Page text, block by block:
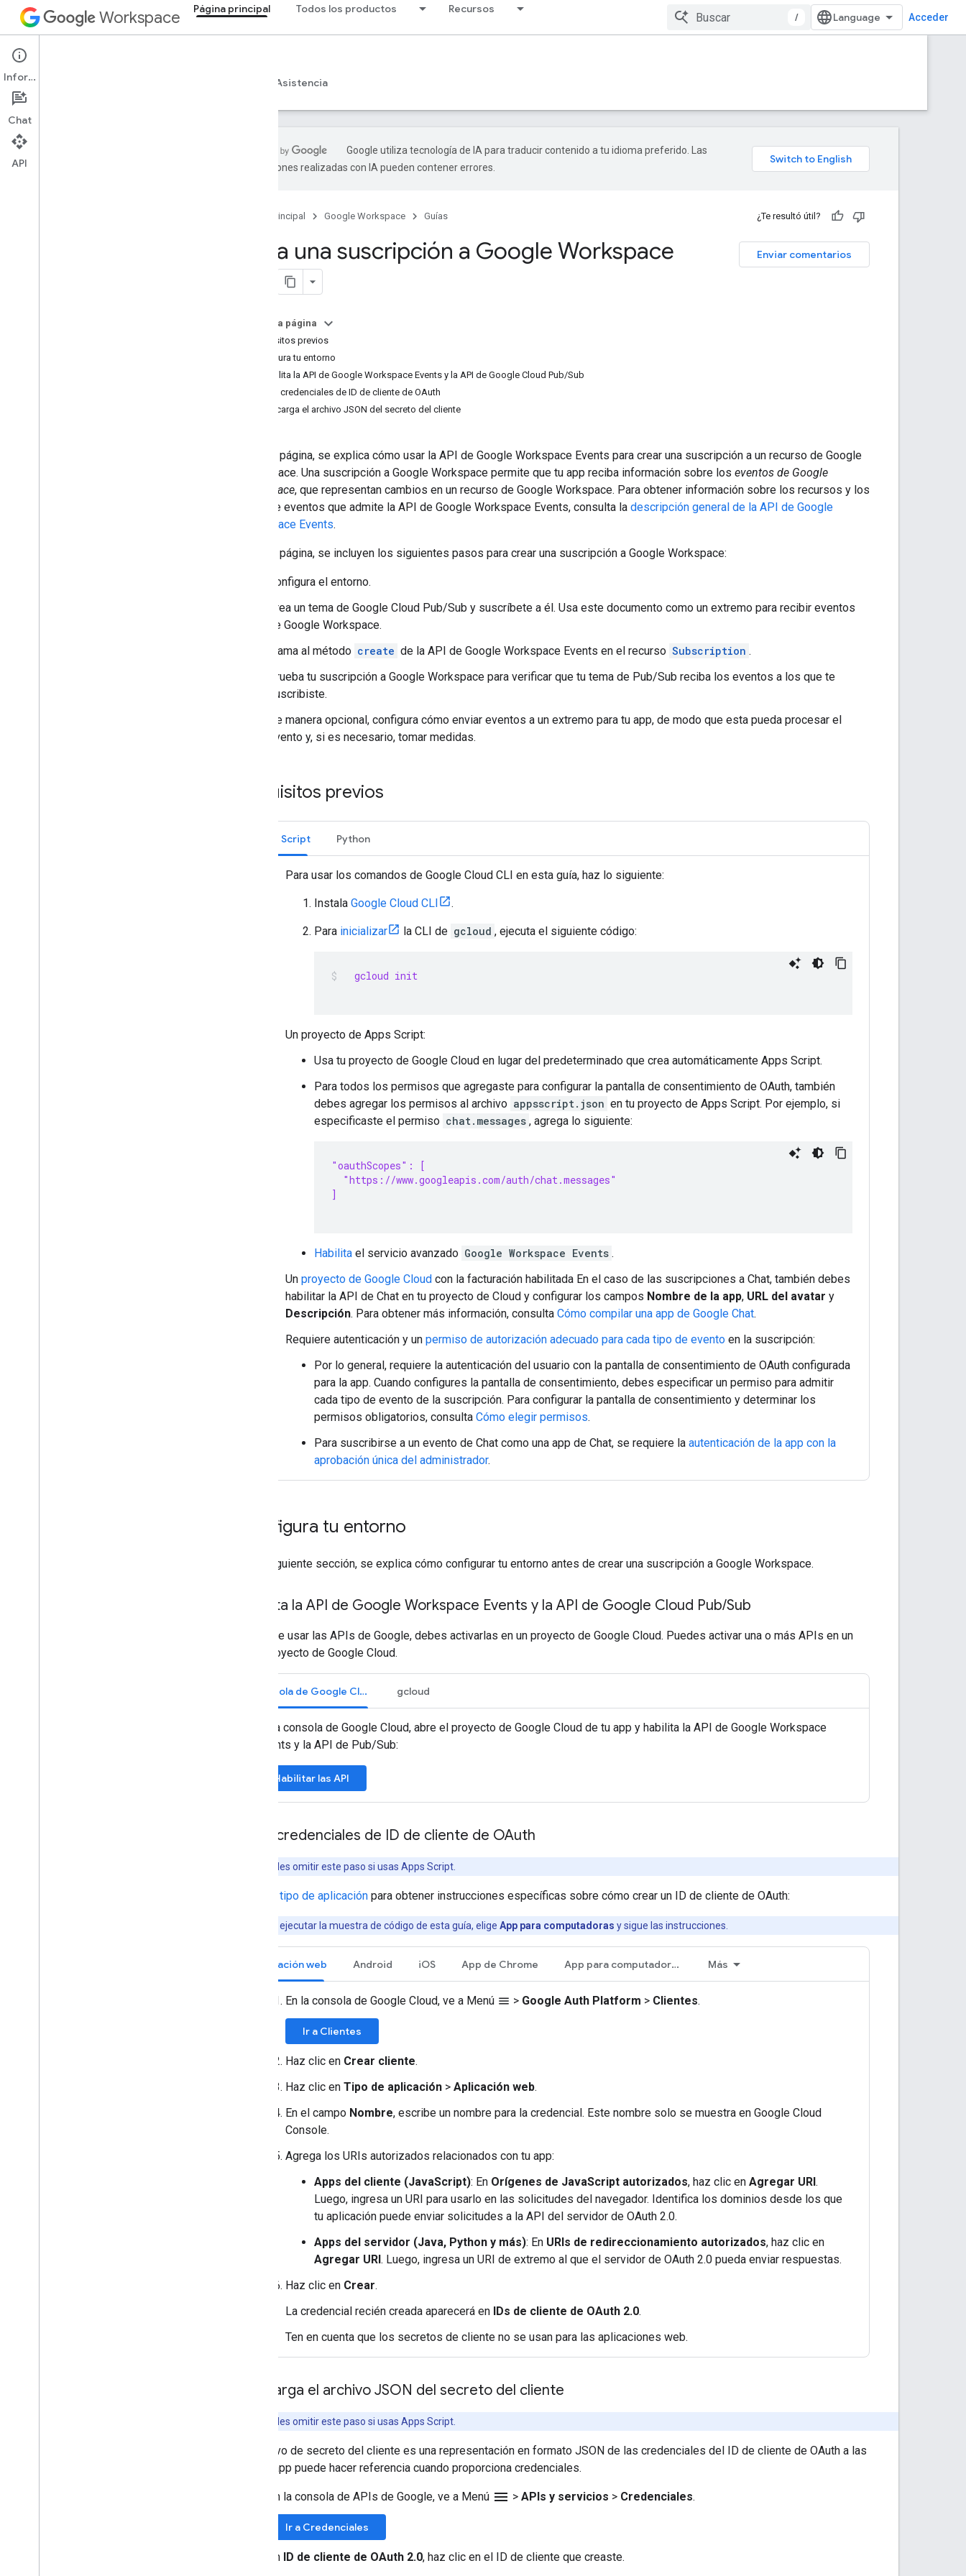
Workspace Página principal Todos los productos Recursos
/ Acceder
Página principal
Descripción general Asistencia
Google utiliza tecnología de IA para traducir contenido a tu idioma preferido. Las
traducciones realizadas con IA pueden contener errores.
Página principal Google Workspace Guías ¿Te resultó útil?
Enviar comentarios
Crea una suscripción a Google Workspace
En esta página
Requisitos previos
Configura tu entorno
Habilita la API de Google Workspace Events y la API de Google Cloud Pub/Sub
Crea credenciales de ID de cliente de OAuth
Descarga el archivo JSON del secreto del cliente
En esta página, se explica cómo usar la API de Google Workspace Events para crear una suscripción a un recurso de Google
Workspace. Una suscripción a Google Workspace permite que tu app reciba información sobre los eventos de Google
Workspace, que representan cambios en un recurso de Google Workspace. Para obtener información sobre los recursos y los
tipos de eventos que admite la API de Google Workspace Events, consulta la descripción general de la API de Google
Workspace Events.
En esta página, se incluyen los siguientes pasos para crear una suscripción a Google Workspace:
Configura el entorno.
Crea un tema de Google Cloud Pub/Sub y suscríbete a él. Usa este documento como un extremo para recibir eventos
de Google Workspace.
Llama al método create de la API de Google Workspace Events en el recurso Subscription .
Prueba tu suscripción a Google Workspace para verificar que tu tema de Pub/Sub reciba los eventos a los que te
suscribiste.
De manera opcional, configura cómo enviar eventos a un extremo para tu app, de modo que esta pueda procesar el
evento y, si es necesario, tomar medidas.
Requisitos previos
Apps Script Python
Para usar los comandos de Google Cloud CLI en esta guía, haz lo siguiente:
Instala Google Cloud CLI .
Para inicializar la CLI de gcloud , ejecuta el siguiente código:
  gcloud init
Un proyecto de Apps Script:
Usa tu proyecto de Google Cloud en lugar del predeterminado que crea automáticamente Apps Script.
Para todos los permisos que agregaste para configurar la pantalla de consentimiento de OAuth, también
debes agregar los permisos al archivo appsscript.json en tu proyecto de Apps Script. Por ejemplo, si
especificaste el permiso chat.messages , agrega lo siguiente:
"oauthScopes": [
  "https://www.googleapis.com/auth/chat.messages"
]
Habilita el servicio avanzado Google Workspace Events .
Un proyecto de Google Cloud con la facturación habilitada En el caso de las suscripciones a Chat, también debes
habilitar la API de Chat en tu proyecto de Cloud y configurar los campos Nombre de la app, URL del avatar y
Descripción. Para obtener más información, consulta Cómo compilar una app de Google Chat.
Requiere autenticación y un permiso de autorización adecuado para cada tipo de evento en la suscripción:
Por lo general, requiere la autenticación del usuario con la pantalla de consentimiento de OAuth configurada
para la app. Cuando configures la pantalla de consentimiento, debes especificar un permiso para admitir
cada tipo de evento de la suscripción. Para configurar la pantalla de consentimiento y determinar los
permisos obligatorios, consulta Cómo elegir permisos.
Para suscribirse a un evento de Chat como una app de Chat, se requiere la autenticación de la app con la
aprobación única del administrador.
Configura tu entorno
En la siguiente sección, se explica cómo configurar tu entorno antes de crear una suscripción a Google Workspace.
Habilita la API de Google Workspace Events y la API de Google Cloud Pub/Sub
Antes de usar las APIs de Google, debes activarlas en un proyecto de Google Cloud. Puedes activar una o más APIs en un
solo proyecto de Google Cloud.
Consola de Google Cloud gcloud
En la consola de Google Cloud, abre el proyecto de Google Cloud de tu app y habilita la API de Google Workspace
Events y la API de Pub/Sub:
Habilitar las API
Crea credenciales de ID de cliente de OAuth
Puedes omitir este paso si usas Apps Script.
tipo de aplicación para obtener instrucciones específicas sobre cómo crear un ID de cliente de OAuth:
Para ejecutar la muestra de código de esta guía, elige App para computadoras y sigue las instrucciones.
Aplicación web Android iOS App de Chrome App para computadoras Más
En la consola de Google Cloud, ve a Menú menu > Google Auth Platform > Clientes.
Ir a Clientes
Haz clic en Crear cliente.
Haz clic en Tipo de aplicación > Aplicación web.
En el campo Nombre, escribe un nombre para la credencial. Este nombre solo se muestra en Google Cloud
Console.
Agrega los URIs autorizados relacionados con tu app:
Apps del cliente (JavaScript): En Orígenes de JavaScript autorizados, haz clic en Agregar URI.
Luego, ingresa un URI para usarlo en las solicitudes del navegador. Identifica los dominios desde los que
tu aplicación puede enviar solicitudes a la API del servidor de OAuth 2.0.
Apps del servidor (Java, Python y más): En URIs de redireccionamiento autorizados, haz clic en
Agregar URI. Luego, ingresa un URI de extremo al que el servidor de OAuth 2.0 pueda enviar respuestas.
Haz clic en Crear.
La credencial recién creada aparecerá en IDs de cliente de OAuth 2.0.
Ten en cuenta que los secretos de cliente no se usan para las aplicaciones web.
Descarga el archivo JSON del secreto del cliente
Puedes omitir este paso si usas Apps Script.
El archivo de secreto del cliente es una representación en formato JSON de las credenciales del ID de cliente de OAuth a las
que tu app puede hacer referencia cuando proporciona credenciales.
En la consola de APIs de Google, ve a Menú menu > APIs y servicios > Credenciales.
Ir a Credenciales
En ID de cliente de OAuth 2.0, haz clic en el ID de cliente que creaste.
Información
Chat
API